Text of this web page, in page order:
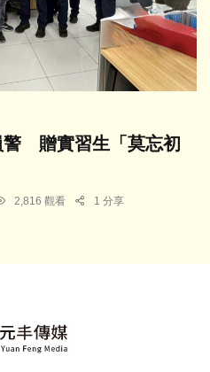
警 贈實習生「莫忘初
2,816 觀看 1 分享